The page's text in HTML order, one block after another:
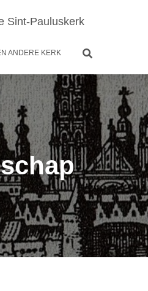
Sint-Pauluskerk
ANDERE KERK